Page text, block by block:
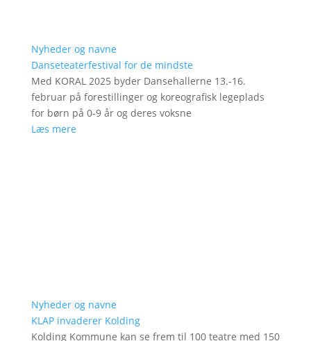
Nyheder og navne
Danseteaterfestival for de mindste
Med KORAL 2025 byder Dansehallerne 13.-16.
februar på forestillinger og koreografisk legeplads
for børn på 0-9 år og deres voksne
Læs mere
Nyheder og navne
KLAP invaderer Kolding
Kolding Kommune kan se frem til 100 teatre med 150